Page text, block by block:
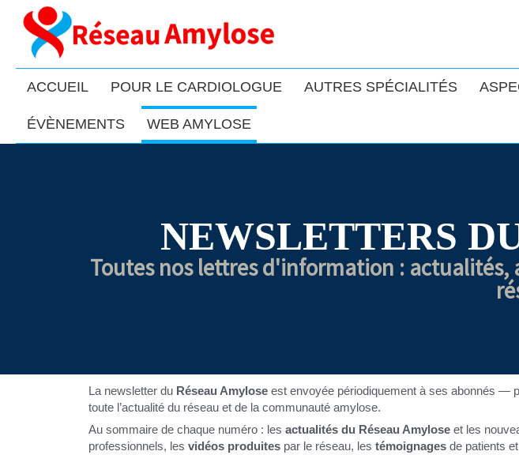
ACCUEIL POUR LE CARDIOLOGUE AUTRES SPÉCIALITÉS
ÉVÈNEMENTS WEB AMYLOSE
NEWSLETTERS
Toutes nos lettres d'information :
La newsletter du Réseau Amylose est envoyée périodiquement à ses abonnés —
toute l’actualité du réseau et de la communauté amylose.
Au sommaire de chaque numéro : les actualités du Réseau Amylose et les
professionnels, les vidéos produites par le réseau, les témoignages de patients